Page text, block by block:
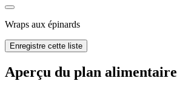
Wraps aux épinards
Enregistre cette liste
Aperçu du plan alimentaire